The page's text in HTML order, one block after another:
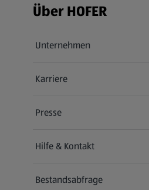
Fußzeilenmenü - weitere Links
Über HOFER
Unternehmen
Karriere
(öffnet in einem neuen Tab)
Presse
Hilfe & Kontakt
(öffnet in einem neuen Tab)
Bestandsabfrage
(öffnet in einem neuen Tab)